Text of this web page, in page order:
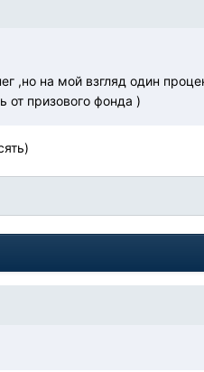
,но на мой взгляд один
от призового фонда )